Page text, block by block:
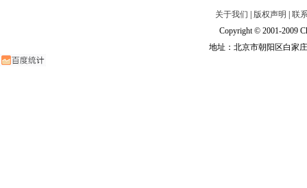
关于我们 版权声明
联
Copyright © 2001-2009
地址：北京市朝阳区白家